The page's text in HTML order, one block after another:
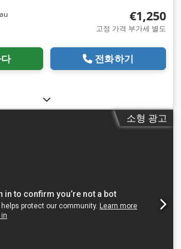
€1,250
고정 가격 부가세 별도
전화하기
소형 광고